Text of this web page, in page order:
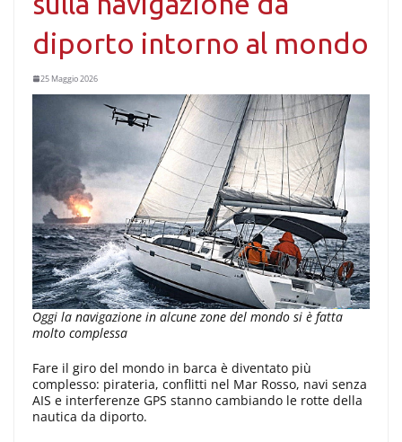
diporto intorno al mondo
25 Maggio 2026
Oggi la navigazione in alcune zone del mondo si è fatta
molto complessa
Fare il giro del mondo in barca è diventato più
complesso: pirateria, conflitti nel Mar Rosso, navi senza
AIS e interferenze GPS stanno cambiando le rotte della
nautica da diporto.